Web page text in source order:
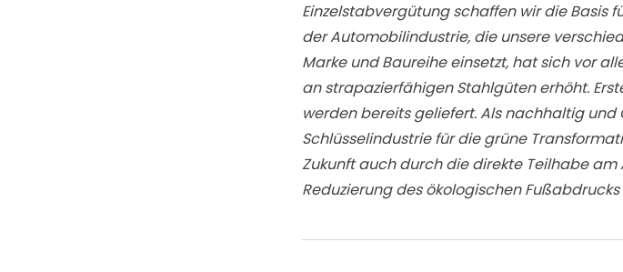
Einzelstabvergütung schaffen wir die Basis
der Automobilindustrie, die unsere
Marke und Baureihe einsetzt, hat sich vor
an strapazierfähigen Stahlgüten erhöht.
werden bereits geliefert. Als nachhaltig
Schlüsselindustrie für die grüne
Zukunft auch durch die direkte Teilhabe
Reduzierung des ökologischen